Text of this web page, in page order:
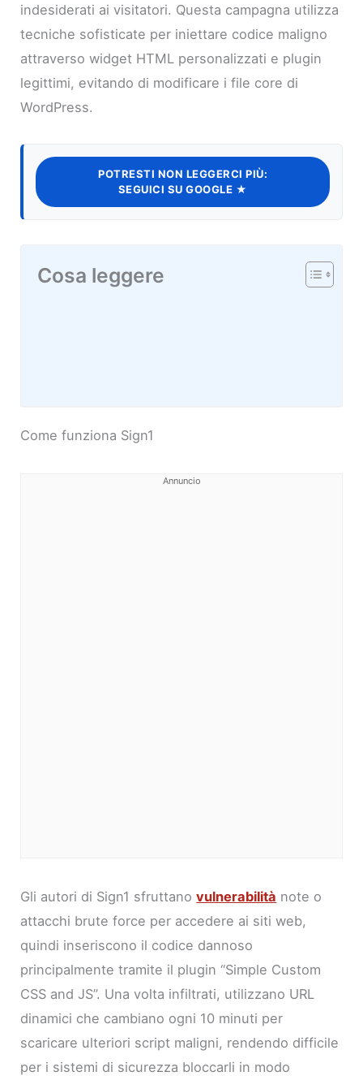
indesiderati ai visitatori. Questa campagna utilizza
tecniche sofisticate per iniettare codice maligno
attraverso widget HTML personalizzati e plugin
legittimi, evitando di modificare i file core di
WordPress.
POTRESTI NON LEGGERCI PIÙ:
SEGUICI SU GOOGLE ★
Cosa leggere
Come funziona Sign1
Annuncio
Gli autori di Sign1 sfruttanovulnerabilità note o
attacchi brute force per accedere ai siti web,
quindi inseriscono il codice dannoso
principalmente tramite il plugin “Simple Custom
CSS and JS”. Una volta infiltrati, utilizzano URL
dinamici che cambiano ogni 10 minuti per
scaricare ulteriori script maligni, rendendo difficile
per i sistemi di sicurezza bloccarli in modo